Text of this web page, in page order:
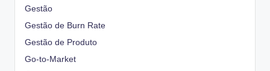
Gestão
Gestão de Burn Rate
Gestão de Produto
Go-to-Market